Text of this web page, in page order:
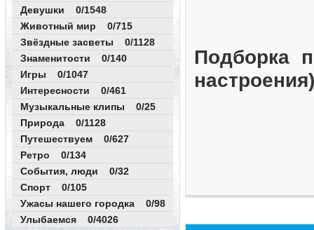
Девушки 0/1548
Животный мир 0/715
Звёздные засветы 0/1128
Знаменитости 0/140
Игры 0/1047
Интересности 0/461
Музыкальные клипы 0/25
Природа 0/1128
Путешествуем 0/627
Ретро 0/134
События, люди 0/32
Спорт 0/105
Ужасы нашего городка 0/98
Улыбаемся 0/4026
Подборка